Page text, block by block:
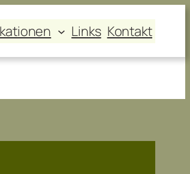
Links Kontakt